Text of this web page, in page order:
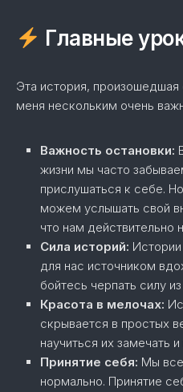
Главные
Эта история,
меня нескольким очень
Важность остановки:
жизни мы часто
прислушаться к себе.
можем услышать свой
что нам действительно
Сила историй:
для нас источником
бойтесь черпать силу
Красота в мелочах:
скрывается в простых
научиться их замечать и
Принятие себя: Мы
нормально. Принятие